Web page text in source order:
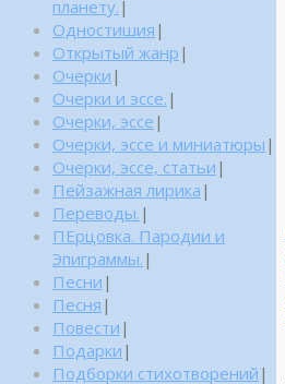
планету. |
Одностишия |
Открытый жанр |
Очерки |
Очерки и эссе. |
Очерки, эссе |
Очерки, эссе и миниатюры |
Очерки, эссе, статьи |
Пейзажная лирика |
Переводы. |
ПЕрцовка. Пародии и
Эпиграммы. |
Песни |
Песня |
Повести |
Подарки |
Подборки стихотворений |